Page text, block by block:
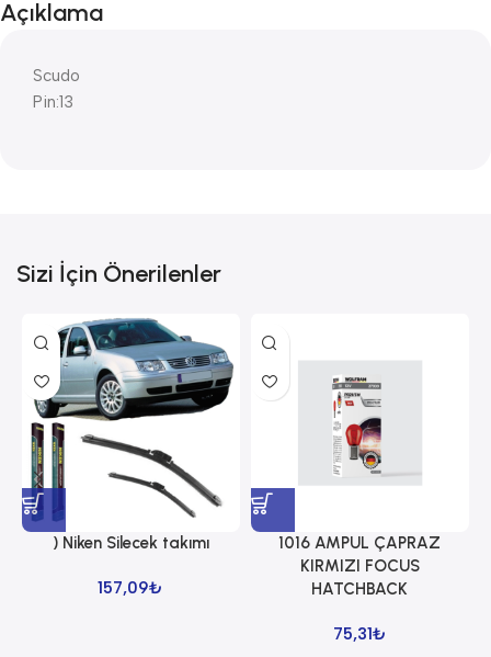
Açıklama
Scudo
Pin:13
Sizi İçin Önerilenler
) Niken Silecek takımı
157,09₺
1016 AMPUL ÇAPRAZ
KIRMIZI FOCUS
HATCHBACK
75,31₺